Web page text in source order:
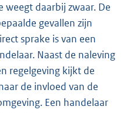
weegt daarbij zwaar. De
gevallen zijn
sprake is van een
Naast de naleving
regelgeving kijkt de
de invloed van de
Een handelaar